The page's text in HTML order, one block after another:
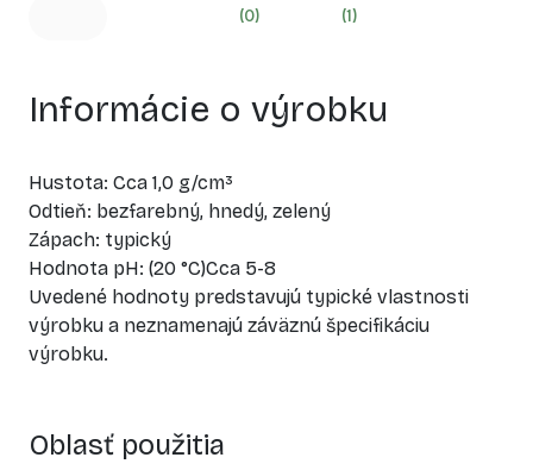
(0) (1)
Informácie o výrobku
Hustota: Cca 1,0 g/cm³
Odtieň: bezfarebný, hnedý, zelený
Zápach: typický
Hodnota pH: (20 °C)Cca 5-8
Uvedené hodnoty predstavujú typické vlastnosti
výrobku a neznamenajú záväznú špecifikáciu
výrobku.
Oblasť použitia